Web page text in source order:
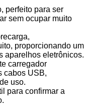
perfeito para ser
sem ocupar muito
proporcionando um
aparelhos eletrônicos.
carregador
cabos USB,
uso.
para confirmar a